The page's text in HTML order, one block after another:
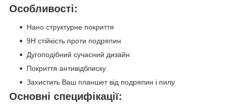
Особливості:
Нано структурне покриття
9Н стійкість проти подряпин
Дугоподібний сучасний дизайн
Покриття антивідблиску
Захистить Ваш планшет від подряпин і пилу
Основні специфікації: